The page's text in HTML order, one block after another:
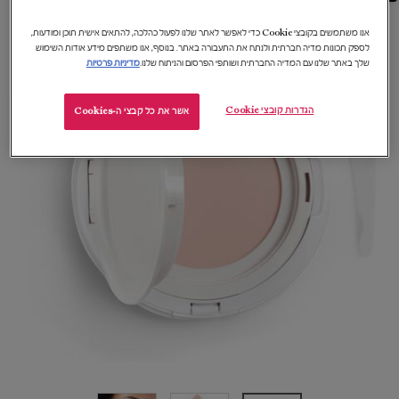
אנו משתמשים בקובצי Cookie כדי לאפשר לאתר שלנו לפעול כהלכה, להתאים אישית תוכן ומודעות,
לספק תכונות מדיה חברתית ולנתח את התעבורה באתר. בנוסף, אנו משתפים מידע אודות השימוש
שלך באתר שלנו עם המדיה החברתית ושותפי הפרסום והניתוח שלנו.מדיניות פרטיות
הגדרות קובצי Cookie אשר את כל קבצי ה-Cookies